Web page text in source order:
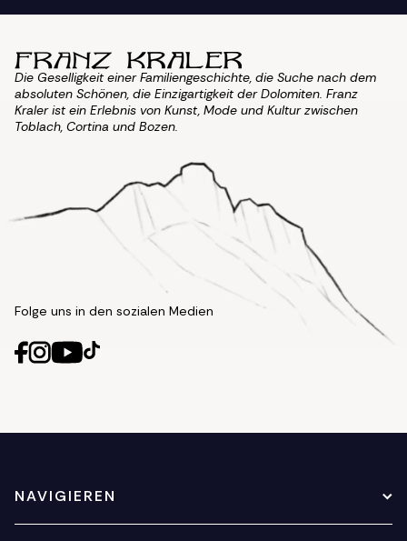
Die Geselligkeit einer Familiengeschichte, die Suche nach dem
absoluten Schönen, die Einzigartigkeit der Dolomiten. Franz
Kraler ist ein Erlebnis von Kunst, Mode und Kultur zwischen
Toblach, Cortina und Bozen.
Folge uns in den sozialen Medien
NAVIGIEREN